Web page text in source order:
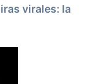
virales: la